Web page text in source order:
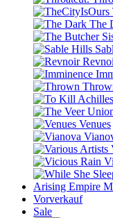
The
Venues
Arising Empire
Vorverkauf
Sale